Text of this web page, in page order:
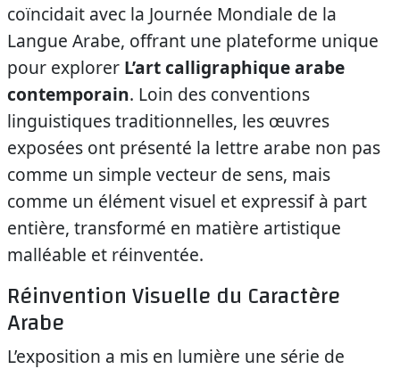
coïncidait avec la Journée Mondiale de la
Langue Arabe, offrant une plateforme unique
pour explorer L’art calligraphique arabe
contemporain. Loin des conventions
linguistiques traditionnelles, les œuvres
exposées ont présenté la lettre arabe non pas
comme un simple vecteur de sens, mais
comme un élément visuel et expressif à part
entière, transformé en matière artistique
malléable et réinventée.
Réinvention Visuelle du Caractère
Arabe
L’exposition a mis en lumière une série de